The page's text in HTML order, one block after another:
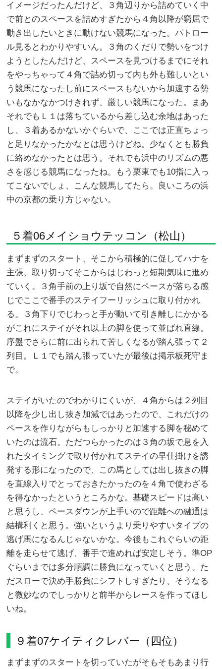
イメージだったんだけど、３角辺りから詰めていく中
で前とのスペースを詰めすぎたから４角以降が窮屈で
動き出したいときに動けない競馬になった。パトロー
ル見るとわかりやすいん。３角のくだりで勢いをつけ
ようとしたんだけど、スペースを見つけるまでにそれ
をやっちゃって４角で詰め切って内も外も難しいとい
う競馬になったし前にスペースもないから加速する勢
いもなかなかつけきれず、厳しい競馬になった。まあ
それでもＬ１は落ちているから差し込む余地はあった
し、３着あるかないかぐらいで、ここでは正直ちょっ
と足りなかったかなとは思うけどね。少なくとも勝負
に絡めなかったとは思う。それでも浜中のリズムの悪
さを感じる競馬になったね。もう栗東でも10指に入っ
てこないでしょ、こんな競馬してたら。良いころの浜
中の京都の乗り方じゃない。
５着06メイショウテッコン（松山）
まずまずのスタート、そこから積極的に促してハナを
主張、取り切ってそこからはじわっと短期気味に進め
ていく。３角手前の上り坂で自然にペースが落ちる感
じでここで番手のステイフーリッシュに取り付かれ
る。３角下りでじわっと手が動いて引き離しにかかる
がこれにステイがそれ以上の脚を使って並ばれ直線。
序盤でさらに前に出られて苦しくなるが踏ん張って２
列目。Ｌ１でも踏ん張っていたが最後は掲示板死守ま
で。
ステイがいたのでわかりにくいが、４角からは２列目
以降を少し出し抜き加減ではあったので、これだけの
ペースを作りながらもしっかりと加速する脚を秘めて
いたのは流石。ただつらかったのは３角の坂で息を入
れたタイミングで取り付かれてステイの早仕掛けを誘
発する形になったので、この馬としては出し抜きの脚
を直線入りでとっておきたかったのを４角で使わざる
を得なかったというところかな。基礎スピードは高い
と思うし、ペースダウンが上手いので距離への融通は
結構利くと思う。強いというより乗りやすいタイプの
逃げ馬になるんじゃないかな。今後もこれぐらいの距
離を走らせて逃げ、番手で進めれば安定しそう。準OP
ぐらいまでは多分順調に勝負になっていくと思う。た
だスローで決め手勝負にシフトしすぎたり、そうなる
と微妙なのでしっかりと前半からレースを作ってほし
いね。
９着07ケイティクレバー（四位）
まずまずのスタートを切っていたがそもそもあまり行